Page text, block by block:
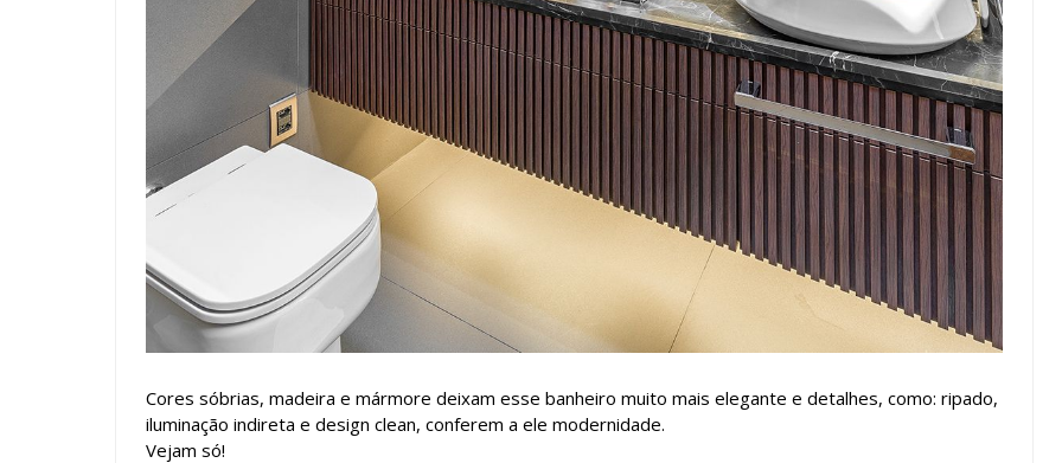
Cores sóbrias, madeira e mármore deixam esse banheiro muito mais elegante e detalhes, como: ripado,
iluminação indireta e design clean, conferem a ele modernidade.
Vejam só!